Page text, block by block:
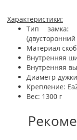
Характеристики:
Тип замка:
Материал
Внутренняя
Внутренняя
Диаметр
Крепление:
Вес: 1300 г